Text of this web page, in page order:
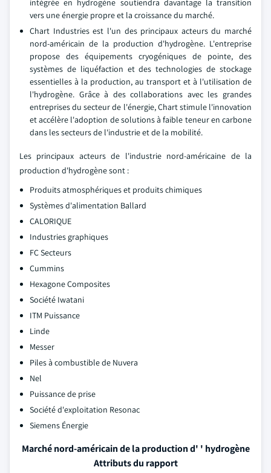
intégrée en hydrogène soutiendra davantage la transition
vers une énergie propre et la croissance du marché.
Chart Industries est l'un des principaux acteurs du marché
nord-américain de la production d'hydrogène. L'entreprise
propose des équipements cryogéniques de pointe, des
systèmes de liquéfaction et des technologies de stockage
essentielles à la production, au transport et à l'utilisation de
l'hydrogène. Grâce à des collaborations avec les grandes
entreprises du secteur de l'énergie, Chart stimule l'innovation
et accélère l'adoption de solutions à faible teneur en carbone
dans les secteurs de l'industrie et de la mobilité.
Les principaux acteurs de l'industrie nord-américaine de la
production d'hydrogène sont :
Produits atmosphériques et produits chimiques
Systèmes d'alimentation Ballard
CALORIQUE
Industries graphiques
FC Secteurs
Cummins
Hexagone Composites
Société Iwatani
ITM Puissance
Linde
Messer
Piles à combustible de Nuvera
Nel
Puissance de prise
Société d'exploitation Resonac
Siemens Énergie
Marché nord-américain de la production d' ' hydrogène
Attributs du rapport